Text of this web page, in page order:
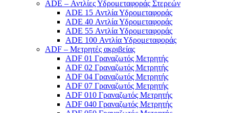
ADE – Αντλίες Υδρομεταφοράς Στερεών
ADE 15 Αντλία Υδρομεταφοράς
ADE 40 Αντλία Υδρομεταφοράς
ADE 55 Αντλία Υδρομεταφοράς
ADE 100 Αντλία Υδρομεταφοράς
ADF – Μετρητές ακριβείας
ADF 01 Γραναζωτός Μετρητής
ADF 02 Γραναζωτός Μετρητής
ADF 04 Γραναζωτός Μετρητής
ADF 07 Γραναζωτός Μετρητής
ADF 010 Γραναζωτός Μετρητής
ADF 040 Γραναζωτός Μετρητής